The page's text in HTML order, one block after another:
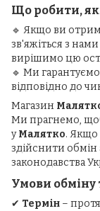
Що робити,
🔹 Якщо ви
зв'яжіться з
вирішимо цю
🔹 Ми гарантуємо
відповідно до
Магазин
Ми прагнемо,
уМалятко. Якщо
здійснити
законодавства
Умови обміну
✔ Термін –